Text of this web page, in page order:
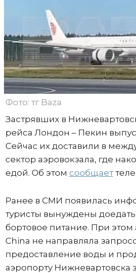
Фото: тг Baza
Застрявших в
рейса Лондон – Пекин
Сейчас их доставили в
сектор аэровокзала, где
едой. Об этом сообщает
Ранее в СМИ появилась
туристы вынуждены
бортовое питание. При
China не направляла
предоставление воды и
аэропорту Нижневартовска